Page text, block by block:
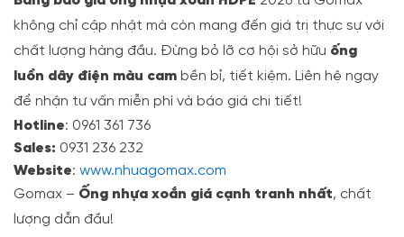
không chỉ cập nhật mà còn mang đến giá trị thực sự với
chất lượng hàng đầu. Đừng bỏ lỡ cơ hội sở hữu ống
luồn dây điện màu cam bền bỉ, tiết kiệm. Liên hệ ngay
để nhận tư vấn miễn phí và báo giá chi tiết!
Hotline: 0961 361 736
Sales: 0931 236 232
Website: www.nhuagomax.com
Gomax – Ống nhựa xoắn giá cạnh tranh nhất, chất
lượng dẫn đầu!